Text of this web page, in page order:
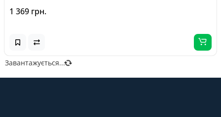
1 369 грн.
Завантажується...